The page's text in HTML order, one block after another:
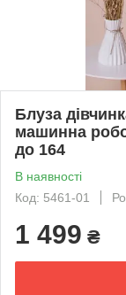
Блуза
машинна
до 164
В наявності
Код: 5461-01
1 499 ₴